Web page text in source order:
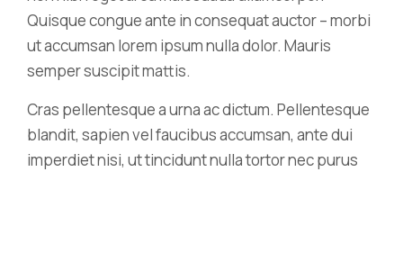
Quisque congue ante in consequat auctor – morbi
ut accumsan lorem ipsum nulla dolor. Mauris
semper suscipit mattis.
Cras pellentesque a urna ac dictum. Pellentesque
blandit, sapien vel faucibus accumsan, ante dui
imperdiet nisi, ut tincidunt nulla tortor nec purus